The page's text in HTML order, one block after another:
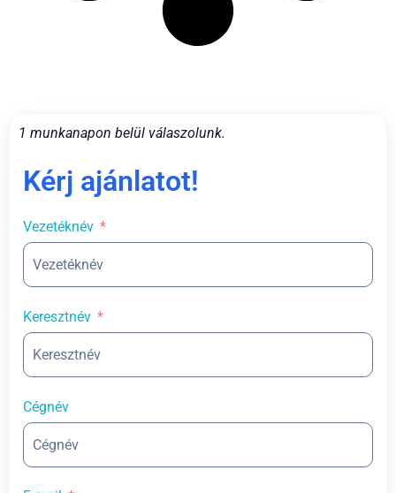
1 munkanapon belül válaszolunk.
Kérj ajánlatot!
Vezetéknév
Keresztnév
Cégnév